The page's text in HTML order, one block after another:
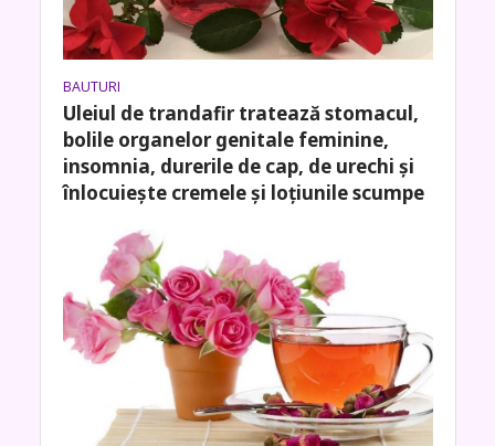
BAUTURI
Uleiul de trandafir tratează stomacul,
bolile organelor genitale feminine,
insomnia, durerile de cap, de urechi și
înlocuiește cremele și loțiunile scumpe